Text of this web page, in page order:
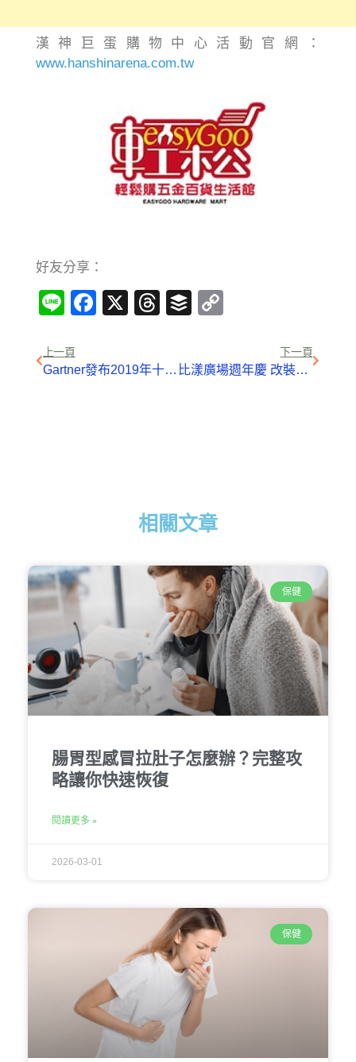
漢神巨蛋購物中心活動官網：
www.hanshinarena.com.tw
好友分享：
LineFacebook
X Threads
Buffer
上一頁
Gartner發布2019年十大策略科技趨勢預測：智慧、數位及網格將持續推動科技
下一頁
比漾廣場週年慶 改裝新櫃亮點多
相關文章
保健
腸胃型感冒拉肚子怎麼辦？完整攻
略讓你快速恢復
閱讀更多 »
2026-03-01
保健